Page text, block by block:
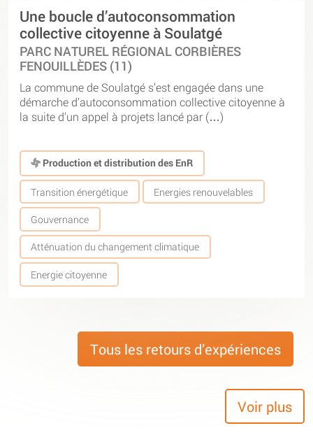
Une boucle d’autoconsommation
collective citoyenne à Soulatgé
PARC NATUREL RÉGIONAL CORBIÈRES
FENOUILLÈDES (11)
La commune de Soulatgé s’est engagée dans une
démarche d’autoconsommation collective citoyenne à
la suite d’un appel à projets lancé par (…)
Production et distribution des EnR
Transition énergétique Energies renouvelables
Gouvernance
Atténuation du changement climatique
Energie citoyenne
Tous les retours d’expériences
Voir plus